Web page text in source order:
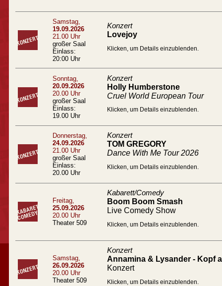
Samstag,
19.09.2026
21.00 Uhr
großer Saal
Einlass:
20:00 Uhr
Konzert
Lovejoy
Klicken, um Details einzublenden.
Sonntag,
20.09.2026
20.00 Uhr
großer Saal
Einlass:
19.00 Uhr
Konzert
Holly Humberstone
Cruel World European Tour
Klicken, um Details einzublenden.
Donnerstag,
24.09.2026
21.00 Uhr
großer Saal
Einlass:
20.00 Uhr
Konzert
TOM GREGORY
Dance With Me Tour 2026
Klicken, um Details einzublenden.
Freitag,
25.09.2026
20.00 Uhr
Theater 509
Kabarett/Comedy
Boom Boom Smash
Live Comedy Show
Klicken, um Details einzublenden.
Samstag,
26.09.2026
20.00 Uhr
Theater 509
Konzert
Annamina & Lysander - Kopf
Konzert
Klicken, um Details einzublenden.